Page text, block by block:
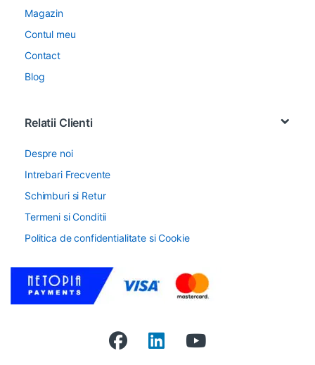
Magazin
Contul meu
Contact
Blog
Relatii Clienti
Despre noi
Intrebari Frecvente
Schimburi si Retur
Termeni si Conditii
Politica de confidentialitate si Cookie